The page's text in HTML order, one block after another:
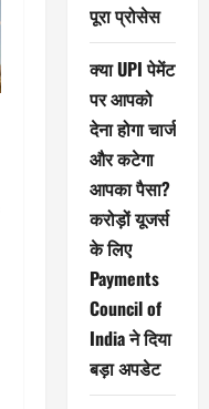
पूरा प्रोसेस
क्या UPI पेमेंट
पर आपको
देना होगा चार्ज
और कटेगा
आपका पैसा?
करोड़ों यूजर्स
के लिए
Payments
Council of
India ने दिया
बड़ा अपडेट